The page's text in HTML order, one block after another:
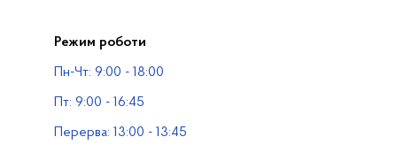
Публічна інформація
Водогосподарські організації
Режим роботи
Пн-Чт: 9:00 - 18:00
Пт: 9:00 - 16:45
Перерва: 13:00 - 13:45